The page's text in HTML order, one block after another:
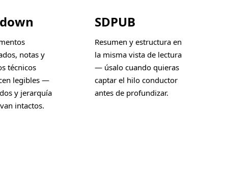
notas y
técnicos
legibles —
y jerarquía
intactos.
SDPUB
Resumen y estructura en
la misma vista de lectura
— úsalo cuando quieras
captar el hilo conductor
antes de profundizar.